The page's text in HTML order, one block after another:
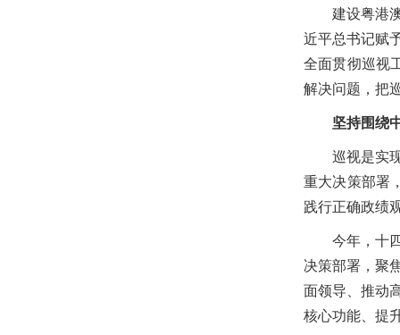
建设粤港
近平总书记赋
全面贯彻巡视
解决问题，把
坚持围绕
巡视是实
重大决策部署
践行正确政绩
今年，十
决策部署，聚
面领导、推动
核心功能、提